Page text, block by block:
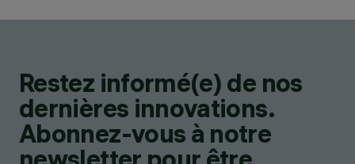
Restez informé(e) de nos
dernières innovations.
Abonnez-vous à notre